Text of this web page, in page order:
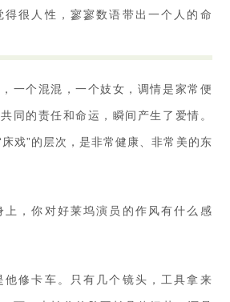
得很人性，寥寥数语带出一个人的命
一个混混，一个妓女，调情是家常便
同的责任和命运，瞬间产生了爱情。
戏”的层次，是非常健康、非常美的东
上，你对好莱坞演员的作风有什么感
他修卡车。只有几个镜头，工具拿来